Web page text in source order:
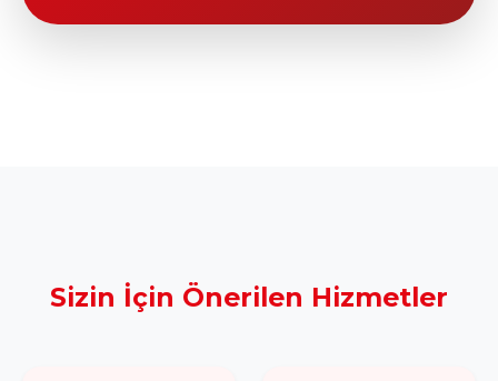
Sizin İçin Önerilen Hizmetler